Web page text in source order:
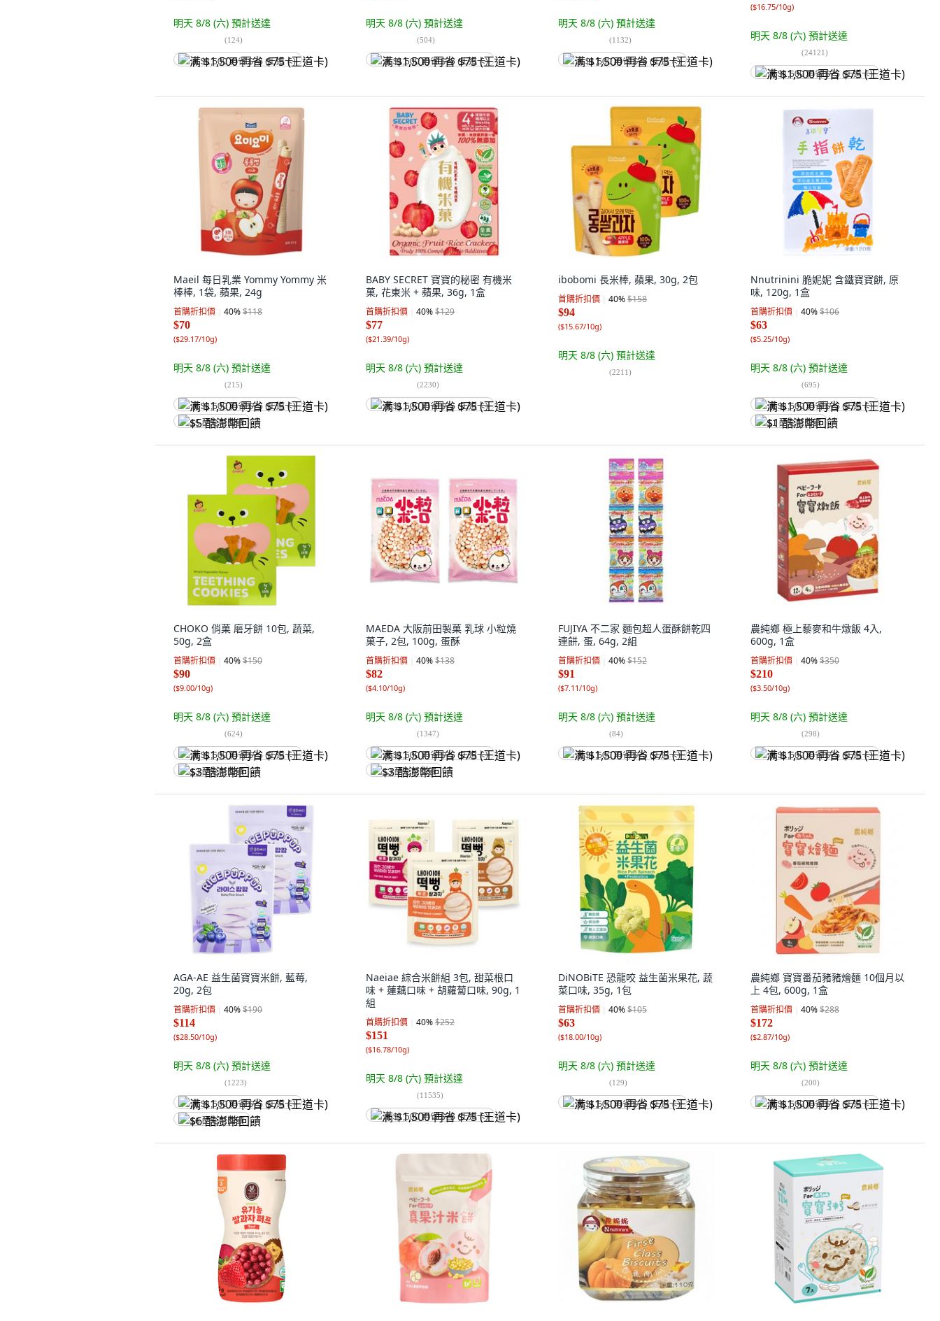
明天 8/8 (六) 預計送達
(124)
满 $1,500 再省 $75 (王道卡)
明天 8/8 (六) 預計送達
(504)
满 $1,500 再省 $75 (王道卡)
明天 8/8 (六) 預計送達
(1132)
满 $1,500 再省 $75 (王道卡)
($16.75/10g)
明天 8/8 (六) 預計送達
(24121)
满 $1,500 再省 $75 (王道卡)
Maeil 每日乳業 Yommy Yommy 米
棒棒, 1袋, 蘋果, 24g
首購折扣價 40%$118
$70
($29.17/10g)
明天 8/8 (六) 預計送達
(215)
满 $1,500 再省 $75 (王道卡)
$5 酷澎幣回饋
BABY SECRET 寶寶的秘密 有機米
菓, 花東米 + 蘋果, 36g, 1盒
首購折扣價 40%$129
$77
($21.39/10g)
明天 8/8 (六) 預計送達
(2230)
满 $1,500 再省 $75 (王道卡)
ibobomi 長米棒, 蘋果, 30g, 2包
首購折扣價 40%$158
$94
($15.67/10g)
明天 8/8 (六) 預計送達
(2211)
Nnutrinini 脆妮妮 含鐵寶寶餅, 原
味, 120g, 1盒
首購折扣價 40%$106
$63
($5.25/10g)
明天 8/8 (六) 預計送達
(695)
满 $1,500 再省 $75 (王道卡)
$1 酷澎幣回饋
CHOKO 俏菓 磨牙餅 10包, 蔬菜,
50g, 2盒
首購折扣價 40%$150
$90
($9.00/10g)
明天 8/8 (六) 預計送達
(624)
满 $1,500 再省 $75 (王道卡)
$3 酷澎幣回饋
MAEDA 大阪前田製菓 乳球 小粒燒
菓子, 2包, 100g, 蛋酥
首購折扣價 40%$138
$82
($4.10/10g)
明天 8/8 (六) 預計送達
(1347)
满 $1,500 再省 $75 (王道卡)
$3 酷澎幣回饋
FUJIYA 不二家 麵包超人蛋酥餅乾四
連餅, 蛋, 64g, 2組
首購折扣價 40%$152
$91
($7.11/10g)
明天 8/8 (六) 預計送達
(84)
满 $1,500 再省 $75 (王道卡)
農純鄉 極上藜麥和牛燉飯 4入,
600g, 1盒
首購折扣價 40%$350
$210
($3.50/10g)
明天 8/8 (六) 預計送達
(298)
满 $1,500 再省 $75 (王道卡)
AGA-AE 益生菌寶寶米餅, 藍莓,
20g, 2包
首購折扣價 40%$190
$114
($28.50/10g)
明天 8/8 (六) 預計送達
(1223)
满 $1,500 再省 $75 (王道卡)
$6 酷澎幣回饋
Naeiae 綜合米餅組 3包, 甜菜根口
味 + 蓮藕口味 + 胡蘿蔔口味, 90g, 1
組
首購折扣價 40%$252
$151
($16.78/10g)
明天 8/8 (六) 預計送達
(11535)
满 $1,500 再省 $75 (王道卡)
DiNOBiTE 恐龍咬 益生菌米果花, 蔬
菜口味, 35g, 1包
首購折扣價 40%$105
$63
($18.00/10g)
明天 8/8 (六) 預計送達
(129)
满 $1,500 再省 $75 (王道卡)
農純鄉 寶寶番茄豬豬燴麵 10個月以
上 4包, 600g, 1盒
首購折扣價 40%$288
$172
($2.87/10g)
明天 8/8 (六) 預計送達
(200)
满 $1,500 再省 $75 (王道卡)